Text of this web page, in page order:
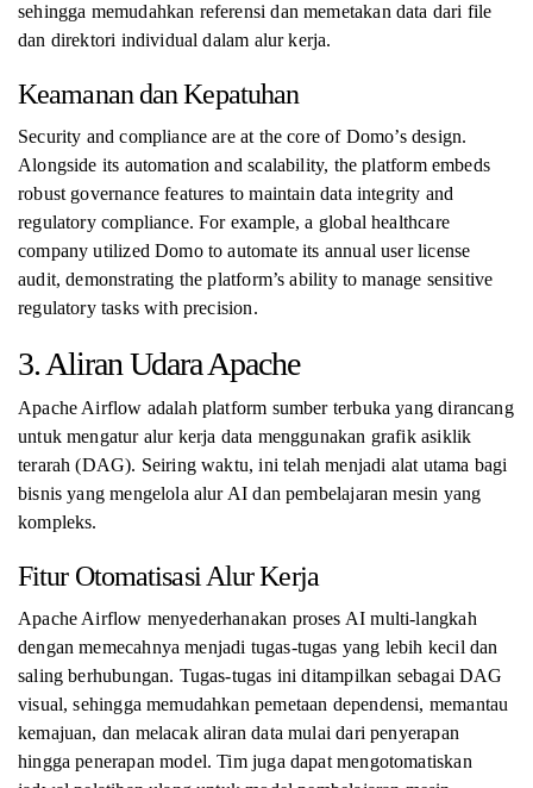
sehingga memudahkan referensi dan memetakan data dari file
dan direktori individual dalam alur kerja.
Keamanan dan Kepatuhan
Security and compliance are at the core of Domo’s design.
Alongside its automation and scalability, the platform embeds
robust governance features to maintain data integrity and
regulatory compliance. For example, a global healthcare
company utilized Domo to automate its annual user license
audit, demonstrating the platform’s ability to manage sensitive
regulatory tasks with precision.
3. Aliran Udara Apache
Apache Airflow adalah platform sumber terbuka yang dirancang
untuk mengatur alur kerja data menggunakan grafik asiklik
terarah (DAG). Seiring waktu, ini telah menjadi alat utama bagi
bisnis yang mengelola alur AI dan pembelajaran mesin yang
kompleks.
Fitur Otomatisasi Alur Kerja
Apache Airflow menyederhanakan proses AI multi-langkah
dengan memecahnya menjadi tugas-tugas yang lebih kecil dan
saling berhubungan. Tugas-tugas ini ditampilkan sebagai DAG
visual, sehingga memudahkan pemetaan dependensi, memantau
kemajuan, dan melacak aliran data mulai dari penyerapan
hingga penerapan model. Tim juga dapat mengotomatiskan